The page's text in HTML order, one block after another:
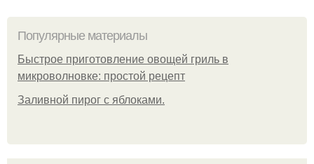
Популярные материалы
Быстрое приготовление овощей гриль в
микроволновке: простой рецепт
Заливной пирог с яблоками.